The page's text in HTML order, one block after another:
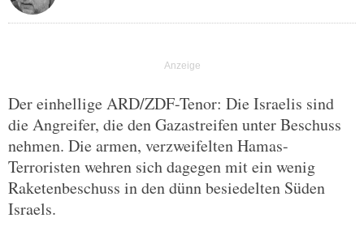
Der einhellige ARD/ZDF-Tenor: Die Israelis sind
die Angreifer, die den Gazastreifen unter Beschuss
nehmen. Die armen, verzweifelten Hamas-
Terroristen wehren sich dagegen mit ein wenig
Raketenbeschuss in den dünn besiedelten Süden
Israels.